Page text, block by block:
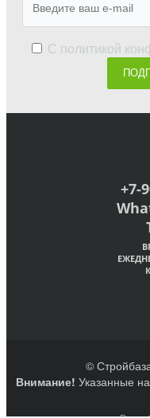
С политикой
+7-
©
Внимание! Указанные